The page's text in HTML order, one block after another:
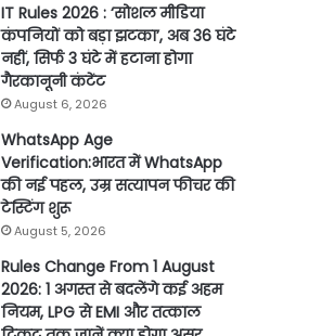
IT Rules 2026 : ‘सोशल मीडिया
कंपनियों को बड़ा झटका’, अब 36 घंटे
नहीं, सिर्फ 3 घंटे में हटाना होगा
गैरकानूनी कंटेंट
August 6, 2026
WhatsApp Age
Verification:भारत में WhatsApp
की नई पहल, उम्र सत्यापन फीचर की
टेस्टिंग शुरू
August 5, 2026
Rules Change From 1 August
2026: 1 अगस्त से बदलेंगे कई अहम
नियम, LPG से EMI और तत्काल